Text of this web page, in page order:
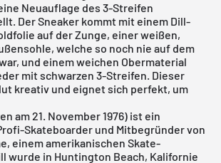
Neuauflage des 3-Streifen
Der Sneaker kommt mit einem Dill-
auf der Zunge, einer weißen,
welche so noch nie auf dem
und einem weichen Obermaterial
mit schwarzen 3-Streifen. Dieser
kreativ und eignet sich perfekt, um
am 21. November 1976) ist ein
Skateboarder und Mitbegründer von
einem amerikanischen Skate-
wurde in Huntington Beach, Kalifornie